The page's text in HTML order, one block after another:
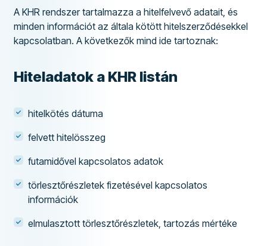
A KHR rendszer tartalmazza a hitelfelvevő adatait, és
minden információt az általa kötött hitelszerződésekkel
kapcsolatban. A következők mind ide tartoznak:
Hiteladatok a KHR listán
hitelkötés dátuma
felvett hitelösszeg
futamidővel kapcsolatos adatok
törlesztőrészletek fizetésével kapcsolatos
információk
elmulasztott törlesztőrészletek, tartozás mértéke